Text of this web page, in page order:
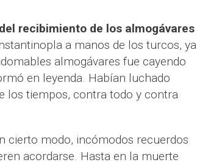
recibimiento de los almogávares
a manos de los turcos, ya
almogávares fue cayendo
en leyenda. Habían luchado
los tiempos, contra todo y contra
cierto modo, incómodos recuerdos
acordarse. Hasta en la muerte